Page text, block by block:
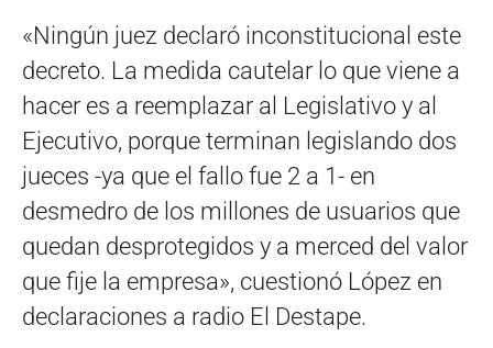
«Ningún juez declaró inconstitucional este
decreto. La medida cautelar lo que viene a
hacer es a reemplazar al Legislativo y al
Ejecutivo, porque terminan legislando dos
jueces -ya que el fallo fue 2 a 1- en
desmedro de los millones de usuarios que
quedan desprotegidos y a merced del valor
que fije la empresa», cuestionó López en
declaraciones a radio El Destape.